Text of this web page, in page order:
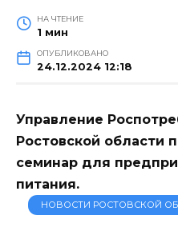
НА ЧТЕНИЕ
1 мин
ОПУБЛИКОВАНО
24.12.2024 12:18
Управление
Ростовской области
семинар для
питания.
НОВОСТИ РОСТОВСКОЙ